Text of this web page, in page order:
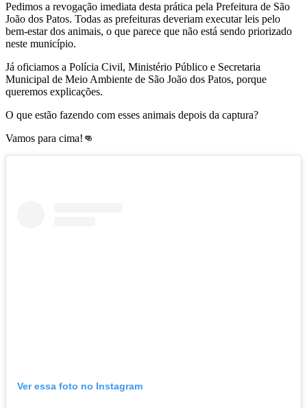
Pedimos a revogação imediata desta prática pela Prefeitura de São
João dos Patos. Todas as prefeituras deveriam executar leis pelo
bem-estar dos animais, o que parece que não está sendo priorizado
neste município.
Já oficiamos a Polícia Civil, Ministério Público e Secretaria
Municipal de Meio Ambiente de São João dos Patos, porque
queremos explicações.
O que estão fazendo com esses animais depois da captura?
Vamos para cima!👊
Ver essa foto no Instagram